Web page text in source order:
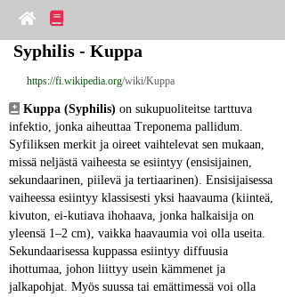
Syphilis - Kuppa
https://fi.wikipedia.org/wiki/Kuppa
Kuppa (Syphilis) on sukupuoliteitse tarttuva
infektio, jonka aiheuttaa Treponema pallidum.
Syfiliksen merkit ja oireet vaihtelevat sen mukaan,
missä neljästä vaiheesta se esiintyy (ensisijainen,
sekundaarinen, piilevä ja tertiaarinen). Ensisijaisessa
vaiheessa esiintyy klassisesti yksi haavauma (kiinteä,
kivuton, ei-kutiava ihohaava, jonka halkaisija on
yleensä 1–2 cm), vaikka haavaumia voi olla useita.
Sekundaarisessa kuppassa esiintyy diffuusia
ihottumaa, johon liittyy usein kämmenet ja
jalkapohjat. Myös suussa tai emättimessä voi olla